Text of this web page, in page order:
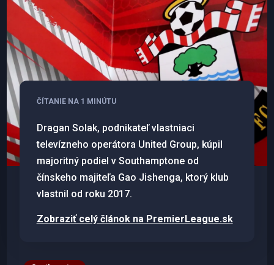
ČÍTANIE NA 1 MINÚTU
Dragan Solak, podnikateľ vlastniaci
televízneho operátora United Group, kúpil
majoritný podiel v Southamptone od
čínskeho majiteľa Gao Jishenga, ktorý klub
vlastnil od roku 2017.
Zobraziť celý článok na PremierLeague.sk